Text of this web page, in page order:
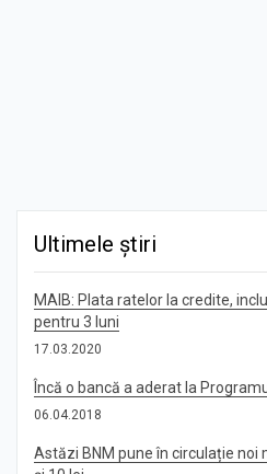
Ultimele știri
MAIB: Plata ratelor la credite,
pentru 3 luni
17.03.2020
Încă o bancă a aderat la
06.04.2018
Astăzi BNM pune în circulație noi